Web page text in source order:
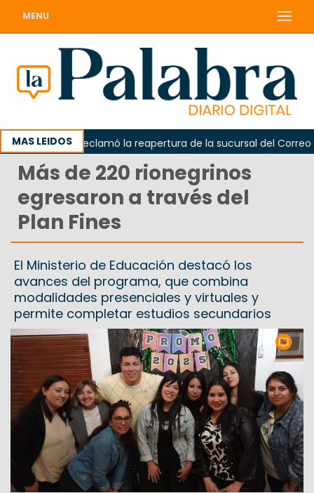
MENU
MAS LEIDOS
Odarda reclamó la reapertura de la sucursal del Correo
Más de 220 rionegrinos
egresaron a través del
Plan Fines
El Ministerio de Educación destacó los
avances del programa, que combina
modalidades presenciales y virtuales y
permite completar estudios secundarios